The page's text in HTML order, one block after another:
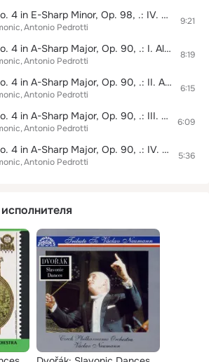
Symphony No. 4 in E-Sharp Minor, Op. 98, .: IV. Allegro energico e passionato
Antonio Pedrotti
9:21
Symphony No. 4 in A-Sharp Major, Op. 90, .: I. Allegro vivace
Antonio Pedrotti
8:19
Symphony No. 4 in A-Sharp Major, Op. 90, .: II. Andante con moto
Antonio Pedrotti
6:15
Symphony No. 4 in A-Sharp Major, Op. 90, .: III. Con moto moderato
Antonio Pedrotti
6:09
Symphony No. 4 in A-Sharp Major, Op. 90, .: IV. Saltarello (Presto)
Antonio Pedrotti
5:36